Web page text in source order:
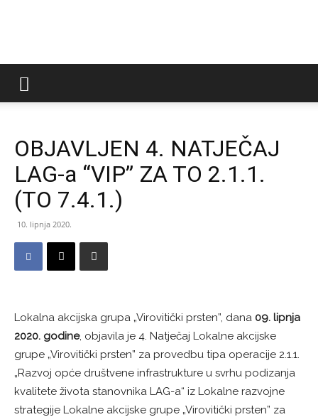
LAG
OBJAVLJEN 4. NATJEČAJ
LAG-a “VIP” ZA TO 2.1.1.
(TO 7.4.1.)
10. lipnja 2020.
Lokalna akcijska grupa „Virovitički prsten”, dana 09. lipnja
2020. godine, objavila je 4. Natječaj Lokalne akcijske
grupe „Virovitički prsten” za provedbu tipa operacije 2.1.1.
„Razvoj opće društvene infrastrukture u svrhu podizanja
kvalitete života stanovnika LAG-a“ iz Lokalne razvojne
strategije Lokalne akcijske grupe „Virovitički prsten” za